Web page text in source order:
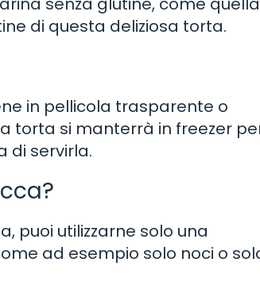
di questa deliziosa torta.
in pellicola trasparente o
torta si manterrà in freezer
di servirla.
puoi utilizzarne solo una
ad esempio solo noci o